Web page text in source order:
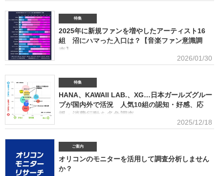
SNS・動画配信を横断したファン行動を分析。今後のマーケティング戦略に活用できる内容を
提供(2026年5月)アーティストグッズに関する調査2026「なぜ買うのか」「何が売れるのか」
「いくらまで買うのか」を明確化し、商品企画・価格設計・販売戦略に直結する示唆を提案
(2026年4月)ストリーミング影響分析分析（TikTok＆YouTube）2026TikTokトレンドがどのよ
うにストリーミングに影響を与えたかを、YouTubeの順位推移とともにグラフ化(2026年2月)音
楽パッケージの購入行動に関する調査
特集
2025年に新規ファンを増やしたアーティスト16
組 沼にハマった入口は？【音楽ファン意識調
査】
ORICON BiZ onlineでは「2025年に好きになったアーティスト」のア
年、2024年に続いて5回目。直近2年の得票数はMrs. GREEN APPLEがダントツだったが、
2025年の音楽シーンにおいて最も多くの“新規ファン”を獲得したアーティストは誰だったの
か、得票数TOP15（13位が同率4組だったため計16組）を紹介する。 本調査は、2025年12
月12日～18日にインターネットで実施。10～50代男女の回答者全体（4576人）のうち、
「2025年1～12月の期間に初めて好きになった音楽アーティストはいますか（※2024年以前か
らずっと好きというアーティストは対象外）」との問いに「いる」と答えた人（1833人＝全体
2026/01/30
特集
HANA、KAWAII LAB.、XG…日本ガールズグルー
プが国内外で活況 人気10組の認知・好感、応
援・消費行動を多角調査
日本のガールズグループシーンでは近年、BMSG×ちゃんみながタッグ
グで鮮烈な初登場1位デビュー、アソビシステムからFRUITS ZIPPERを筆頭とするKAWAII
LAB.所属のグループがSNSを通じて続々と台頭、メンバー7人全員が日本人ながら海外を主戦
場としているXGの国内外での大旋風など活況をみせている。オリコンリサーチではガールズグ
ループ10組を対象とし、認知経路、イメージ、情報源、推し活・消費行動などを多角的に調査
2025/12/18
ご案内
オリコンのモニターを活用して調査分析しません
か？